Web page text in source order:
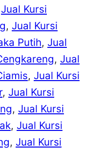
Jual Kursi
, Jual Kursi
Putih, Jual
, Jual
, Jual Kursi
, Jual Kursi
, Jual Kursi
, Jual Kursi
, Jual Kursi